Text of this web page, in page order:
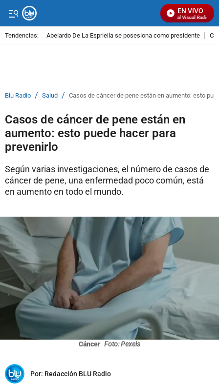
EN VIVO
Señal Visual Radio
Tendencias: Abelardo De La Espriella se posesiona como presidente
Blu Radio / Salud / Casos de cáncer de pene están en aumento: esto
Casos de cáncer de pene están en
aumento: esto puede hacer para
prevenirlo
Según varias investigaciones, el número de casos de
cáncer de pene, una enfermedad poco común, está
en aumento en todo el mundo.
Cáncer Foto: Pexels
Por: Redacción BLU Radio